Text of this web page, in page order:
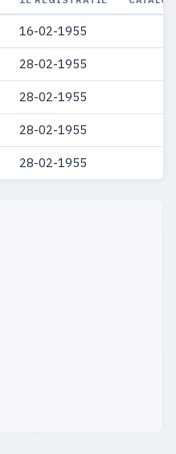
16-02-1955
28-02-1955
28-02-1955
28-02-1955
28-02-1955